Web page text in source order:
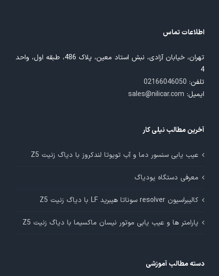
اطلاعات تماس
تهران، خیابان آزادی، نبش استاد معین، پلاک 486، طبقه اول، واحد
4
تلفن: 02166046050
ایمیل: sales@nilicar.com
آخرین مطالب نیلی کار
عیب یابی سنسور دما و آب تویوتا لندکروز با دیاگ زنیت Z5
معرفی دستگاه یودیاگ
کالیبراسیون resolver سوناتا هیبرید LF با دیاگ زنیت Z5
پارامتر ها و عیب یابی موتور نیسان ماکسیما با دیاگ زنیت Z5
دسته مطالب آموزشی